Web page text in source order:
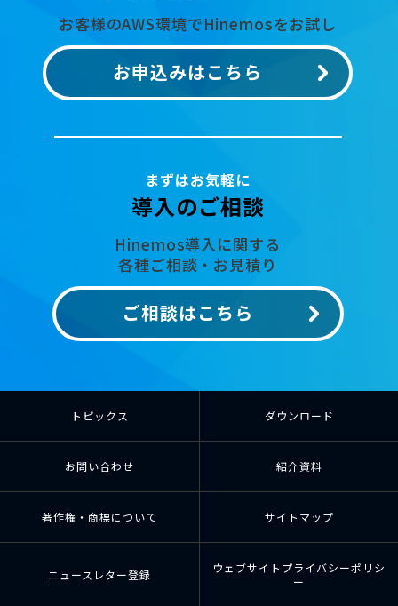
お客様のAWS環境でHinemosをお試し
お申込みはこちら
まずはお気軽に
導入のご相談
Hinemos導入に関する
各種ご相談・お見積り
ご相談はこちら
トピックス ダウンロード
お問い合わせ 紹介資料
著作権・商標について サイトマップ
ニュースレター登録
ウェブサイトプライバシーポリシ
ー